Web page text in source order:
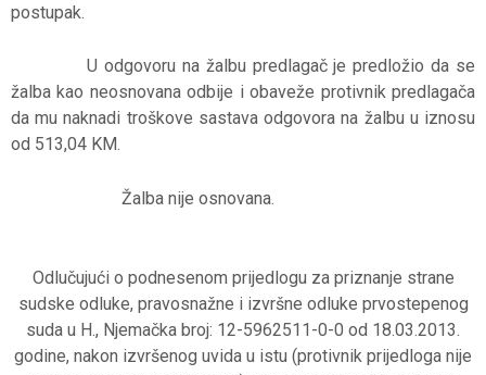
postupak.
U odgovoru na žalbu predlagač je predložio da se
žalba kao neosnovana odbije i obaveže protivnik predlagača
da mu naknadi troškove sastava odgovora na žalbu u iznosu
od 513,04 KM.
Žalba nije osnovana.
Odlučujući o podnesenom prijedlogu za priznanje strane
sudske odluke, pravosnažne i izvršne odluke prvostepenog
suda u H., Njemačka broj: 12-5962511-0-0 od 18.03.2013.
godine, nakon izvršenog uvida u istu (protivnik prijedloga nije